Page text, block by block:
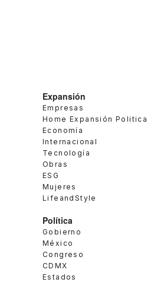
Expansión
Empresas
Home Expansión Politica
Economía
Internacional
Tecnología
Obras
ESG
Mujeres
LifeandStyle
Política
Gobierno
México
Congreso
CDMX
Estados